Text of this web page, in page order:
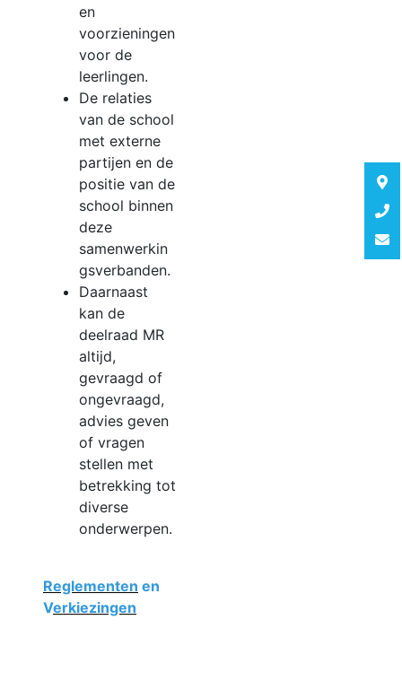
en
voorzieningen
voor de
leerlingen.
De relaties
van de school
met externe
partijen en de
positie van de
school binnen
deze
samenwerkin
gsverbanden.
Daarnaast
kan de
deelraad MR
altijd,
gevraagd of
ongevraagd,
advies geven
of vragen
stellen met
betrekking tot
diverse
onderwerpen.
Reglementen en
Verkiezingen